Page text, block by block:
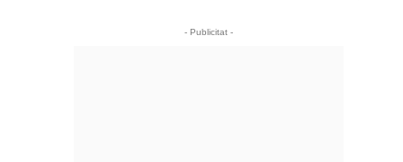
- Publicitat -